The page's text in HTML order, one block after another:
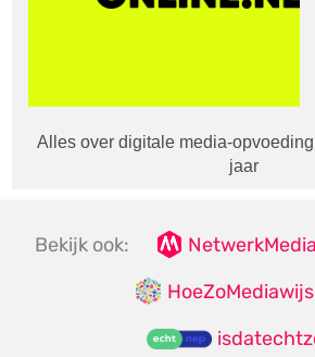
Alles over digitale media-
jaar
Bekijk ook: